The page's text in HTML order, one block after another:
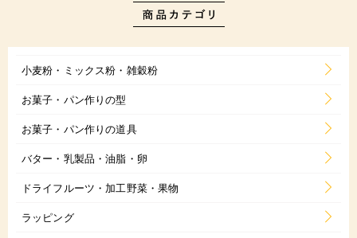
小麦粉・ミックス粉・雑穀粉
お菓子・パン作りの型
お菓子・パン作りの道具
バター・乳製品・油脂・卵
ドライフルーツ・加工野菜・果物
ラッピング